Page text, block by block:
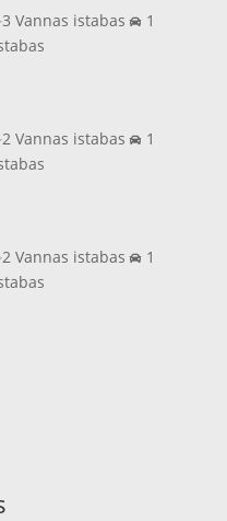
3 Vannas istabas 1
2 Vannas istabas 1
2 Vannas istabas 1